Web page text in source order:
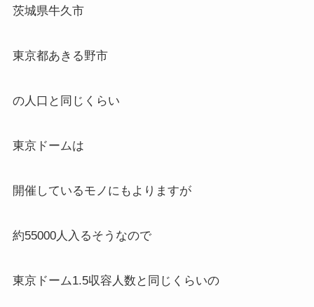
茨城県牛久市
東京都あきる野市
の人口と同じくらい
東京ドームは
開催しているモノにもよりますが
約55000人入るそうなので
東京ドーム1.5収容人数と同じくらいの